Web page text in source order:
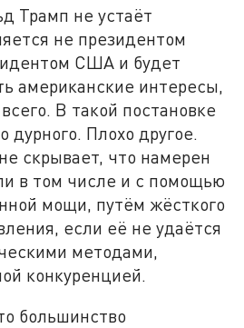
Трамп не устаёт
не президентом
США и будет
американские интересы,
В такой постановке
дурного. Плохо другое.
скрывает, что намерен
в том числе и с помощью
мощи, путём жёсткого
если её не удаётся
методами,
конкуренцией.
большинство